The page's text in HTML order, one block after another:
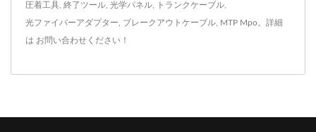
圧着工具 終了ツール 光学パネル トランクケーブル
光ファイバーアダプター ブレークアウトケーブル MTP Mpo。詳細
は お問い合わせください！